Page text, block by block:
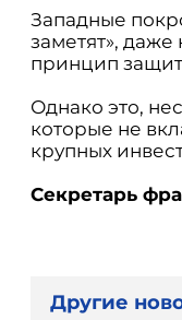
Западные
заметят», даже
принцип
Однако это,
которые не
крупных
Секретарь
Другие